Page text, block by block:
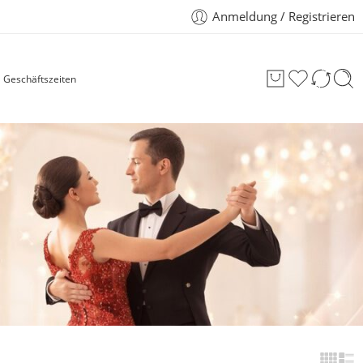
Anmeldung / Registrieren
Geschäftszeiten